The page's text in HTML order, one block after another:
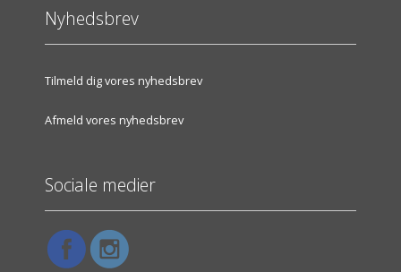
Nyhedsbrev
Tilmeld dig vores nyhedsbrev
Afmeld vores nyhedsbrev
Sociale medier